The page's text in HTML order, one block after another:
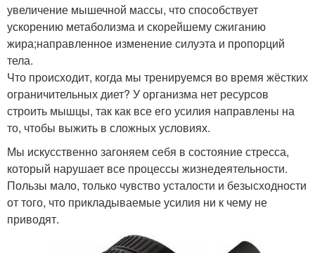
увеличение мышечной массы, что способствует
ускорению метаболизма и скорейшему сжиганию
жира;направленное изменение силуэта и пропорций
тела.
Что происходит, когда мы тренируемся во время жёстких
ограничительных диет? У организма нет ресурсов
строить мышцы, так как все его усилия направлены на
то, чтобы выжить в сложных условиях.
Мы искусственно загоняем себя в состояние стресса,
который нарушает все процессы жизнедеятельности.
Пользы мало, только чувство усталости и безысходности
от того, что прикладываемые усилия ни к чему не
приводят.